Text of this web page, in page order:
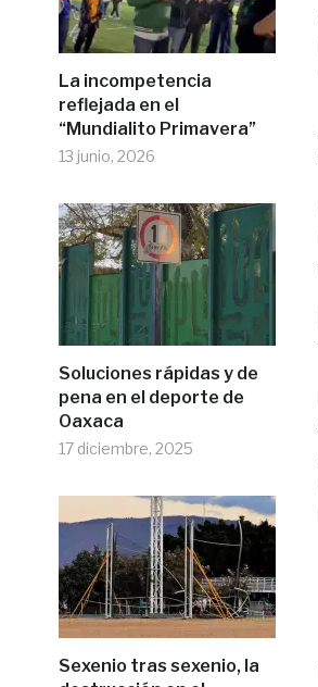
La incompetencia
reflejada en el
“Mundialito Primavera”
13 junio, 2026
Soluciones rápidas y de
pena en el deporte de
Oaxaca
17 diciembre, 2025
Sexenio tras sexenio, la